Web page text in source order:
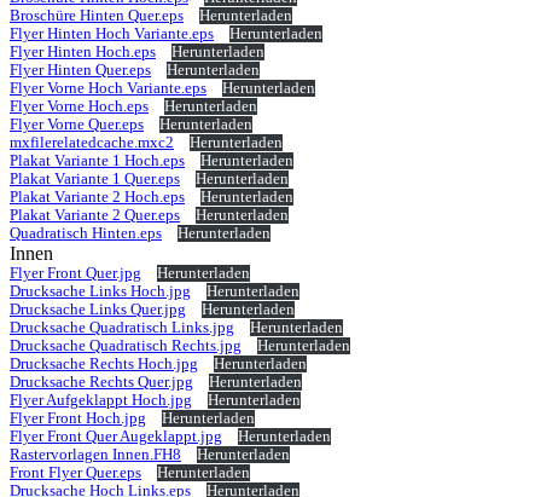
Broschüre Hinten Quer.eps
Herunterladen
Flyer Hinten Hoch Variante.eps
Herunterladen
Flyer Hinten Hoch.eps
Herunterladen
Flyer Hinten Quer.eps
Herunterladen
Flyer Vorne Hoch Variante.eps
Herunterladen
Flyer Vorne Hoch.eps
Herunterladen
Flyer Vorne Quer.eps
Herunterladen
mxfilerelatedcache.mxc2
Herunterladen
Plakat Variante 1 Hoch.eps
Herunterladen
Plakat Variante 1 Quer.eps
Herunterladen
Plakat Variante 2 Hoch.eps
Herunterladen
Plakat Variante 2 Quer.eps
Herunterladen
Quadratisch Hinten.eps
Herunterladen
Innen
Flyer Front Quer.jpg
Herunterladen
Drucksache Links Hoch.jpg
Herunterladen
Drucksache Links Quer.jpg
Herunterladen
Drucksache Quadratisch Links.jpg
Herunterladen
Drucksache Quadratisch Rechts.jpg
Herunterladen
Drucksache Rechts Hoch.jpg
Herunterladen
Drucksache Rechts Quer.jpg
Herunterladen
Flyer Aufgeklappt Hoch.jpg
Herunterladen
Flyer Front Hoch.jpg
Herunterladen
Flyer Front Quer Augeklappt.jpg
Herunterladen
Rastervorlagen Innen.FH8
Herunterladen
Front Flyer Quer.eps
Herunterladen
Drucksache Hoch Links.eps
Herunterladen